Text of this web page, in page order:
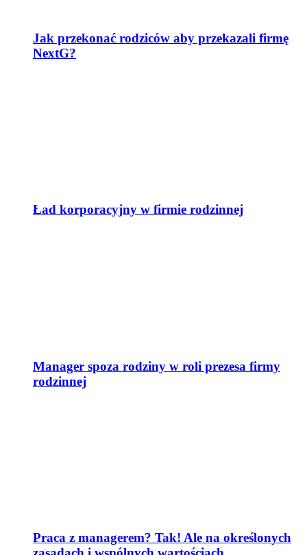
Jak przekonać rodziców aby przekazali firmę
NextG?
Ład korporacyjny w firmie rodzinnej
Manager spoza rodziny w roli prezesa firmy
rodzinnej
Praca z managerem? Tak! Ale na określonych